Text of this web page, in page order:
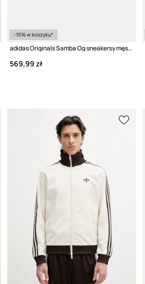
-15% w koszyku*
adidas Originals Samba Og sneakersy męskie skórzane
569,99 zł